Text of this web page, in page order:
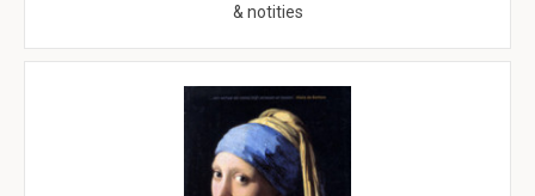
& notities